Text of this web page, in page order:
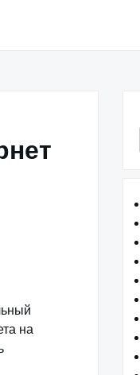
на